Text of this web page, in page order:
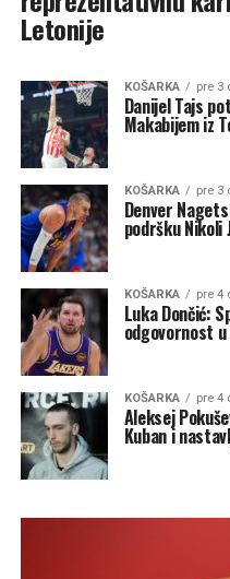
Letonije
KOŠARKA pre 3
Danijel Tajs
Makabijem iz
KOŠARKA pre 3
Denver
podršku Nikoli
KOŠARKA pre 4
Luka Dončić:
odgovornost
KOŠARKA pre 4
Aleksej
Kuban i